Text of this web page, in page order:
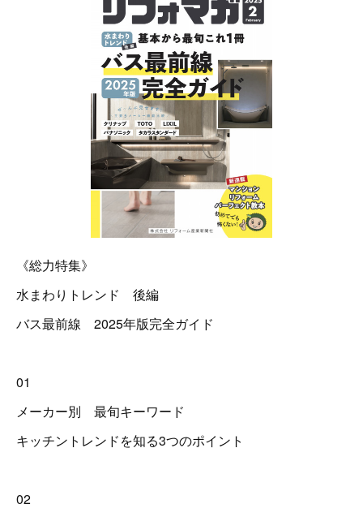
《総力特集》
水まわりトレンド 後編
バス最前線 2025年版完全ガイド
01
メーカー別 最旬キーワード
キッチントレンドを知る3つのポイント
02